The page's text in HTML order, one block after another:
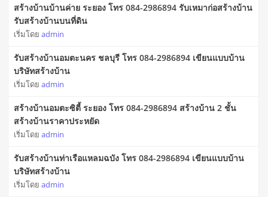
สร้างบ้านบ้านค่าย ระยอง โทร 084-2986894 รับเหมาก่อสร้างบ้าน
รับสร้างบ้านบนที่ดิน
เริ่มโดย admin
รับสร้างบ้านอมตะนคร ชลบุรี โทร 084-2986894 เขียนแบบบ้าน
บริษัทสร้างบ้าน
เริ่มโดย admin
สร้างบ้านอมตะซิตี้ ระยอง โทร 084-2986894 สร้างบ้าน 2 ชั้น
สร้างบ้านราคาประหยัด
เริ่มโดย admin
รับสร้างบ้านท่าเรือแหลมฉบัง โทร 084-2986894 เขียนแบบบ้าน
บริษัทสร้างบ้าน
เริ่มโดย admin